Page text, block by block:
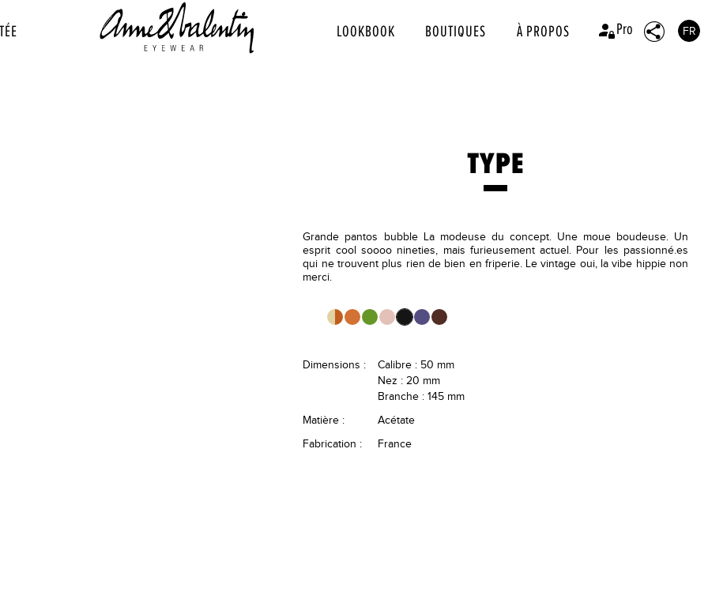
LOOKBOOK BOUTIQUES À PROPOS Pro FR
TYPE
Grande pantos bubble La modeuse du concept. Une moue boudeuse. Un
esprit cool soooo nineties, mais furieusement actuel. Pour les passionné.es
qui ne trouvent plus rien de bien en friperie. Le vintage oui, la vibe hippie non
merci.
Dimensions :
Calibre : 50 mm
Nez : 20 mm
Branche : 145 mm
Matière :
Acétate
Fabrication :
France